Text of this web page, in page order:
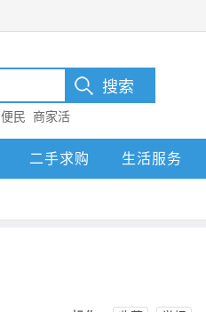
便民
商家活
二手求购 生活服务